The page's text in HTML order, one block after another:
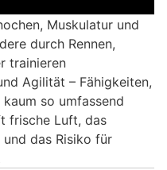
Muskulatur und
durch Rennen,
trainieren
Agilität – Fähigkeiten,
so umfassend
frische Luft, das
das Risiko für